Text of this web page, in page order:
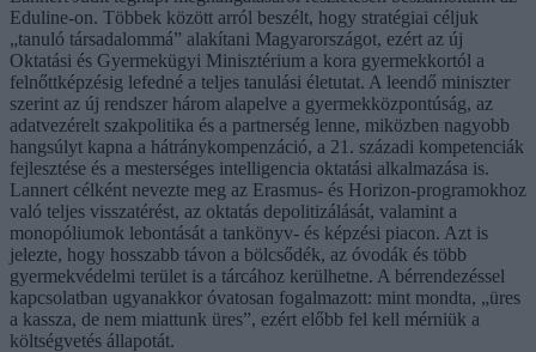
Eduline-on. Többek között arról beszélt, hogy stratégiai céljuk
„tanuló társadalommá” alakítani Magyarországot, ezért az új
Oktatási és Gyermekügyi Minisztérium a kora gyermekkortól a
felnőttképzésig lefedné a teljes tanulási életutat. A leendő miniszter
szerint az új rendszer három alapelve a gyermekközpontúság, az
adatvezérelt szakpolitika és a partnerség lenne, miközben nagyobb
hangsúlyt kapna a hátránykompenzáció, a 21. századi kompetenciák
fejlesztése és a mesterséges intelligencia oktatási alkalmazása is.
Lannert célként nevezte meg az Erasmus- és Horizon-programokhoz
való teljes visszatérést, az oktatás depolitizálását, valamint a
monopóliumok lebontását a tankönyv- és képzési piacon. Azt is
jelezte, hogy hosszabb távon a bölcsődék, az óvodák és több
gyermekvédelmi terület is a tárcához kerülhetne. A bérrendezéssel
kapcsolatban ugyanakkor óvatosan fogalmazott: mint mondta, „üres
a kassza, de nem miattunk üres”, ezért előbb fel kell mérniük a
költségvetés állapotát.